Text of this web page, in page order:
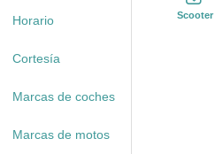
Horario
Cortesía
Marcas de coches
Marcas de motos
Scooter